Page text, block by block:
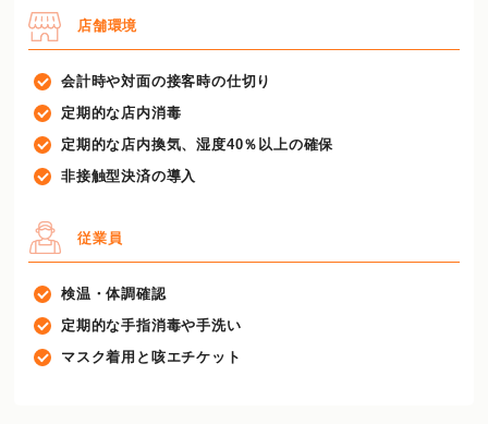
店舗環境
会計時や対面の接客時の仕切り
定期的な店内消毒
定期的な店内換気、湿度40％以上の確保
非接触型決済の導入
従業員
検温・体調確認
定期的な手指消毒や手洗い
マスク着用と咳エチケット